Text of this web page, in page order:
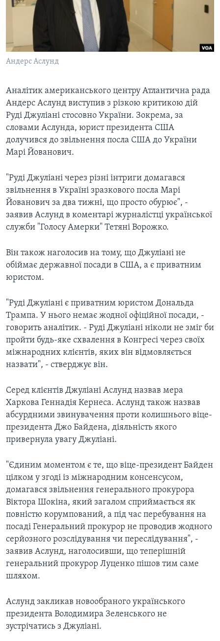
СУСПІЛЬСТВО
ЕКОНОМІКА
ІСТОРІЇ УСПІХУ УКРАЇНЦІВ
ТЕЛЕПРОГРАМИ
ЧАС-TIME
ВІКНО В АМЕРИКУ
ПРАЙМ-ТАЙМ
ПОГЛЯД З ВАШИНГТОНА
ENGLISH
Learning English
МИ В СОЦМЕРЕЖАХ
Андерс Аслунд
Аналітик американського центру Атлантична рада
Андерс Аслунд виступив з різкою критикою дій
Руді Джуліані стосовно України. Зокрема, за
словами Аслунда, юрист президента США
долучився до звільнення посла США до України
Марі Йованович.
"Руді Джуліані через різні інтриги домагався
звільнення в Україні зразкового посла Марі
Йованович за два тижні, що просто обурює", -
заявив Аслунд в коментарі журналістці української
служби "Голосу Амерки" Тетяні Ворожко.
Він також наголосив на тому, що Джуліані не
обіймає державної посади в США, а є приватним
юристом.
"Руді Джуліані є приватним юристом Дональда
Трампа. У нього немає жодної офіційної посади, -
говорить аналітик. - Руді Джуліані ніколи не зміг би
пройти будь-яке схвалення в Конгресі через своїх
міжнародних клієнтів, яких він відмовляється
назвати", - стверджує він.
Серед клієнтів Джуліані Аслунд назвав мера
Харкова Геннадія Кернеса. Аслунд також назвав
абсурдними звинувачення проти колишнього віце-
президента Джо Байдена, діяльність якого
привернула увагу Джуліані.
"Єдиним моментом є те, що віце-президент Байден
цілком у згоді із міжнародним консенсусом,
домагався звільнення генерального прокурора
Віктора Шокіна, який загалом сприймається як
повністю корумпований, а під час перебування на
посаді Генеральний прокурор не проводив жодного
серйозного розслідування чи переслідування", -
заявив Аслунд, наголосивши, що теперішній
генеральний прокурор Луценко пішов тим саме
шляхом.
Аслунд закликав новообраного українського
президента Володимира Зеленського не
зустрічатись з Джуліані.